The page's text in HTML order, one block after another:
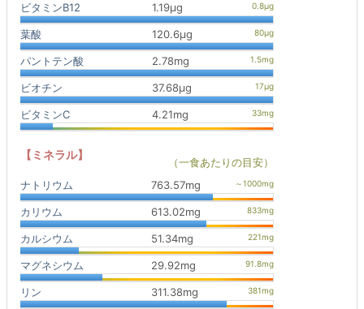
ビタミンB12 1.19μg
葉酸 120.6μg
パントテン酸 2.78mg
ビオチン 37.68μg
ビタミンC 4.21mg
【ミネラル】
（一食あたりの目安）
ナトリウム
763.57mg
カリウム 613.02mg
カルシウム 51.34mg
マグネシウム 29.92mg
リン 311.38mg